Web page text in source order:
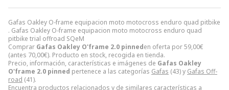
Gafas Oakley O-frame equipacion moto motocross enduro quad pitbike
. Gafas Oakley O-frame equipacion moto motocross enduro quad
pitbike trial offroad SQeM
Comprar Gafas Oakley O'frame 2.0 pinneden oferta por59,00€
(antes 70,00€). Producto en stock, recogida en tienda.
Precio, información, características e imágenes de Gafas Oakley
O'frame 2.0 pinned pertenece a las categorías Gafas (43) y Gafas Off-
road (41).
Encuentra productos relacionados y de similares características a